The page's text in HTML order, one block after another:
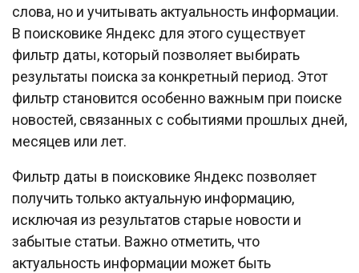
слова, но и учитывать актуальность информации.
В поисковике Яндекс для этого существует
фильтр даты, который позволяет выбирать
результаты поиска за конкретный период. Этот
фильтр становится особенно важным при поиске
новостей, связанных с событиями прошлых дней,
месяцев или лет.
Фильтр даты в поисковике Яндекс позволяет
получить только актуальную информацию,
исключая из результатов старые новости и
забытые статьи. Важно отметить, что
актуальность информации может быть